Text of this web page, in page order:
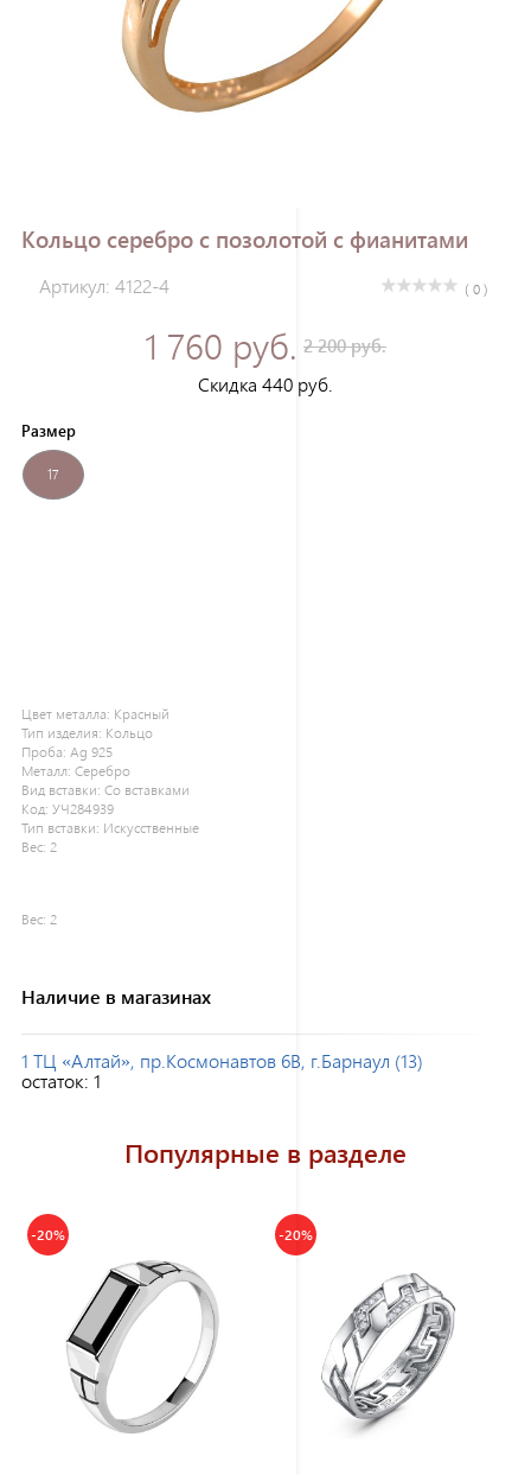
Кольцо серебро с позолотой с фианитами
Артикул: 4122-4 ( 0 )
1 760 руб. 2 200 руб.
Скидка 440 руб.
Размер
17
Цвет металла: Красный
Тип изделия: Кольцо
Проба: Ag 925
Металл: Серебро
Вид вставки: Со вставками
Код: УЧ284939
Тип вставки: Искусственные
Вес: 2
Вес: 2
Наличие в магазинах
1 ТЦ «Алтай», пр.Космонавтов 6В, г.Барнаул (13)
остаток: 1
Популярные в разделе
-20% -20%
Зарегистрироваться